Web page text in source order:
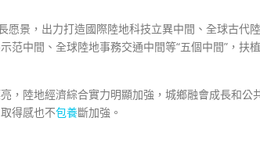
愿景，出力打造國際陸地科技立異中間、全球古代陸
范中間、全球陸地事務交通中間等“五個中間”，扶植
，陸地經濟綜合實力明顯加強，城鄉融會成長和公
得感也不包養斷加強。